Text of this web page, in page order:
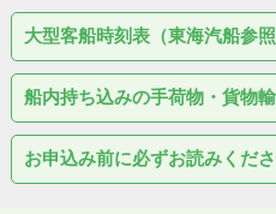
大型客船時刻表（東海汽船参照
船内持ち込みの手荷物・貨物
お申込み前に必ずお読みくださ